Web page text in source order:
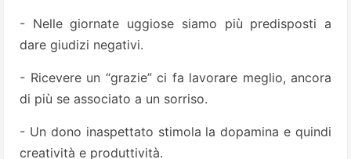
- Nelle giornate uggiose siamo più predisposti a
dare giudizi negativi.
- Ricevere un “grazie” ci fa lavorare meglio, ancora
di più se associato a un sorriso.
- Un dono inaspettato stimola la dopamina e quindi
creatività e produttività.